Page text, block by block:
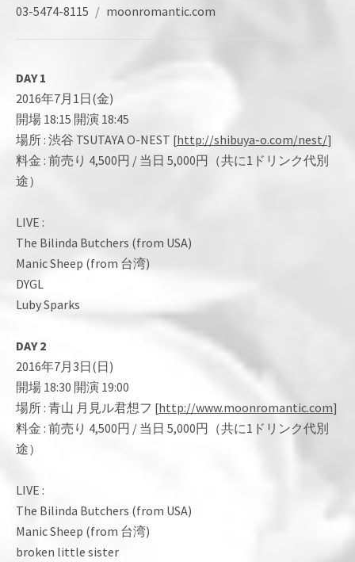
Address
Japan
03-5474-8115
Phone:
03-5474-8115
moonromantic.com
DAY 1
2016年7月1日(金)
開場 18:15 開演 18:45
場所 : 渋谷 TSUTAYA O-NEST [http://shibuya-o.com/nest/]
料金 : 前売り 4,500円 / 当日 5,000円（共に1ドリンク代別
途）
LIVE :
The Bilinda Butchers (from USA)
Manic Sheep (from 台湾)
DYGL
Luby Sparks
DAY 2
2016年7月3日(日)
開場 18:30 開演 19:00
場所 : 青山 月見ル君想フ [http://www.moonromantic.com]
料金 : 前売り 4,500円 / 当日 5,000円（共に1ドリンク代別
途）
LIVE :
The Bilinda Butchers (from USA)
Manic Sheep (from 台湾)
broken little sister